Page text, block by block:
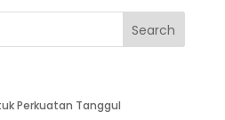
Perkuatan Tanggul